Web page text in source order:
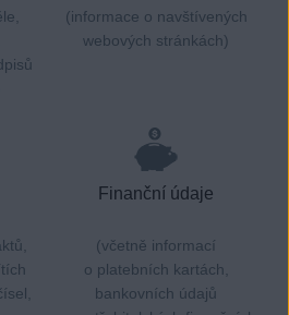
(informace o navštívených
webových stránkách)
Finanční údaje
(včetně informací
o platebních kartách,
bankovních údajů